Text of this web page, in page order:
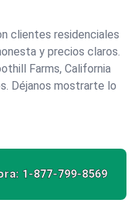
clientes residenciales
y precios claros.
Farms, California
Déjanos mostrarte lo
1-877-799-8569